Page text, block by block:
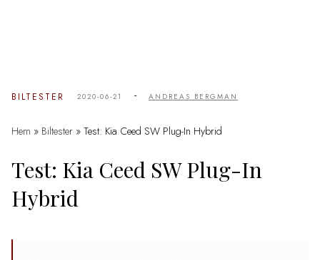
BILTESTER 2020-06-21 - ANDREAS BERGMAN
Hem » Biltester » Test: Kia Ceed SW Plug-In Hybrid
Test: Kia Ceed SW Plug-In
Hybrid